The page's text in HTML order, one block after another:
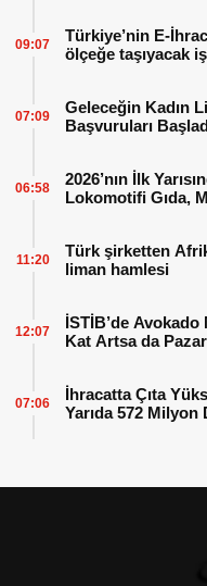
Türkiye’nin E-
ölçeğe taşıyacak
09:07
Geleceğin Kadın
Başvuruları
07:09
2026’nın İlk
Lokomotifi Gıda,
06:58
Türk şirketten
liman hamlesi
11:20
İSTİB’de Avokado
Kat Artsa da Pazar
12:07
İhracatta Çıta
Yarıda 572 Milyon
07:06